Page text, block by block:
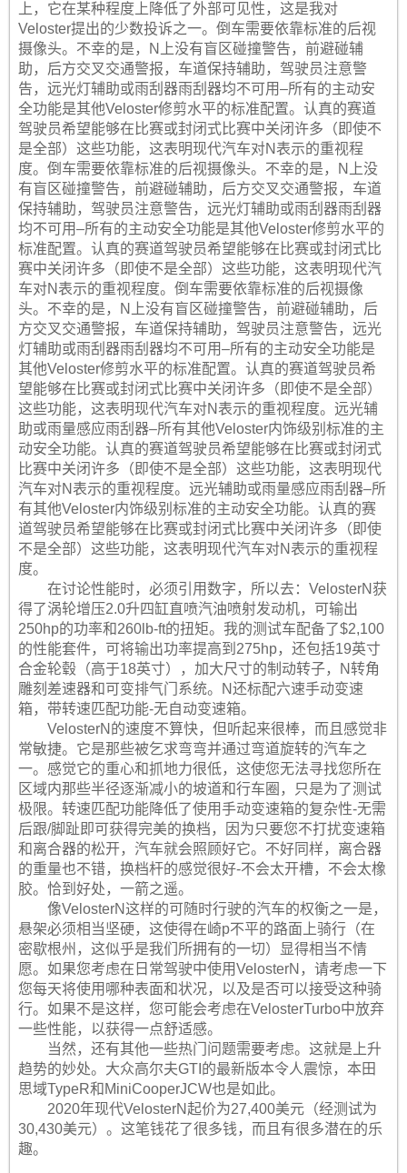
上，它在某种程度上降低了外部可见性，这是​​我对
Veloster提出的少数投诉之一。倒车需要依靠标准的后视
摄像头。不幸的是，N上没有盲区碰撞警告，前避碰辅
助，后方交叉交通警报，车道保持辅助，驾驶员注意警
告，远光灯辅助或雨刮器雨刮器均不可用–所有的主动安
全功能是其他Veloster修剪水平的标准配置。认真的赛道
驾驶员希望能够在比赛或封闭式比赛中关闭许多（即使不
是全部）这些功能，这表明现代汽车对N表示的重视程
度。倒车需要依靠标准的后视摄像头。不幸的是，N上没
有盲区碰撞警告，前避碰辅助，后方交叉交通警报，车道
保持辅助，驾驶员注意警告，远光灯辅助或雨刮器雨刮器
均不可用–所有的主动安全功能是其他Veloster修剪水平的
标准配置。认真的赛道驾驶员希望能够在比赛或封闭式比
赛中关闭许多（即使不是全部）这些功能，这表明现代汽
车对N表示的重视程度。倒车需要依靠标准的后视摄像
头。不幸的是，N上没有盲区碰撞警告，前避碰辅助，后
方交叉交通警报，车道保持辅助，驾驶员注意警告，远光
灯辅助或雨刮器雨刮器均不可用–所有的主动安全功能是
其他Veloster修剪水平的标准配置。认真的赛道驾驶员希
望能够在比赛或封闭式比赛中关闭许多（即使不是全部）
这些功能，这表明现代汽车对N表示的重视程度。远光辅
助或雨量感应雨刮器–所有其他Veloster内饰级别标准的主
动安全功能。认真的赛道驾驶员希望能够在比赛或封闭式
比赛中关闭许多（即使不是全部）这些功能，这表明现代
汽车对N表示的重视程度。远光辅助或雨量感应雨刮器–所
有其他Veloster内饰级别标准的主动安全功能。认真的赛
道驾驶员希望能够在比赛或封闭式比赛中关闭许多（即使
不是全部）这些功能，这表明现代汽车对N表示的重视程
度。
在讨论性能时，必须引用数字，所以去：VelosterN获
得了涡轮增压2.0升四缸直喷汽油喷射发动机，可输出
250hp的功率和260lb-ft的扭矩。我的测试车配备了$2,100
的性能套件，可将输出功率提高到275hp，还包括19英寸
合金轮毂（高于18英寸），加大尺寸的制动转子，N转角
雕刻差速器和可变排气门系统。N还标配六速手动变速
箱，带转速匹配功能-无自动变速箱。
VelosterN的速度不算快，但听起来很棒，而且感觉非
常敏捷。它是那些被乞求弯弯并通过弯道旋转的汽车之
一。感觉它的重心和抓地力很低，这使您无法寻找您所在
区域内那些半径逐渐减小的坡道和行车圈，只是为了测试
极限。转速匹配功能降低了使用手动变速箱的复杂性-无需
后跟/脚趾即可获得完美的换档，因为只要您不打扰变速箱
和离合器的松开，汽车就会照顾好它。不好同样，离合器
的重量也不错，换档杆的感觉很好-不会太开槽，不会太橡
胶。恰到好处，一箭之遥。
像VelosterN这样的可随时行驶的汽车的权衡之一是，
悬架必须相当坚硬，这使得在崎p不平的路面上骑行（在
密歇根州，这似乎是我们所拥有的一切）显得相当不情
愿。如果您考虑在日常驾驶中使用VelosterN，请考虑一下
您每天将使用哪种表面和状况，以及是否可以接受这种骑
行。如果不是这样，您可能会考虑在VelosterTurbo中放弃
一些性能，以获得一点舒适感。
当然，还有其他一些热门问题需要考虑。这就是上升
趋势的妙处。大众高尔夫GTI的最新版本令人震惊，本田
思域TypeR和MiniCooperJCW也是如此。
2020年现代VelosterN起价为27,400美元（经测试为
30,430美元）。这笔钱花了很多钱，而且有很多潜在的乐
趣。